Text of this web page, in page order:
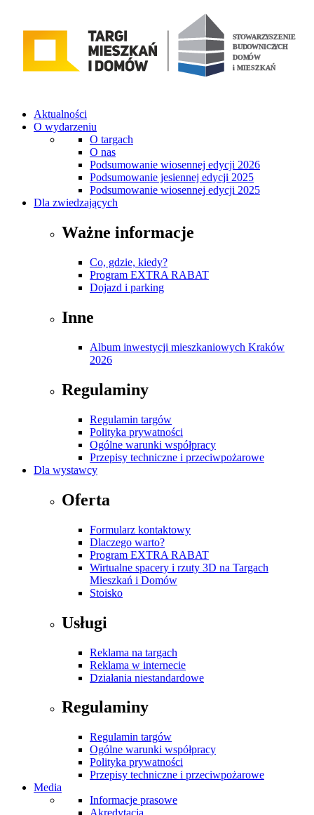
Aktualności
O wydarzeniu
O targach
O nas
Podsumowanie wiosennej edycji 2026
Podsumowanie jesiennej edycji 2025
Podsumowanie wiosennej edycji 2025
Dla zwiedzających
Ważne informacje
Co, gdzie, kiedy?
Program EXTRA RABAT
Dojazd i parking
Inne
Album inwestycji mieszkaniowych Kraków
2026
Regulaminy
Regulamin targów
Polityka prywatności
Ogólne warunki współpracy
Przepisy techniczne i przeciwpożarowe
Dla wystawcy
Oferta
Formularz kontaktowy
Dlaczego warto?
Program EXTRA RABAT
Wirtualne spacery i rzuty 3D na Targach
Mieszkań i Domów
Stoisko
Usługi
Reklama na targach
Reklama w internecie
Działania niestandardowe
Regulaminy
Regulamin targów
Ogólne warunki współpracy
Polityka prywatności
Przepisy techniczne i przeciwpożarowe
Media
Informacje prasowe